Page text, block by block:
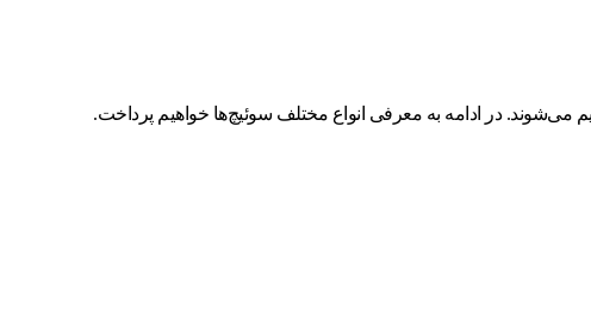
در ادامه به معرفی انواع مختلف سوئیچ‌ها خواهیم پرداخت.